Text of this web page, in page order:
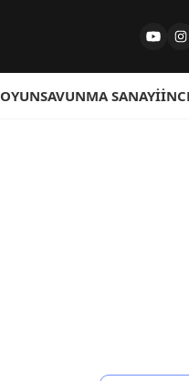
OYUNSAVUNMA SANAYI